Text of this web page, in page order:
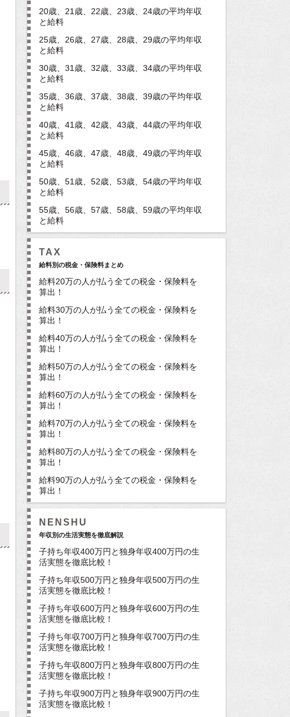
20歳、21歳、22歳、23歳、24歳の平均年収
と給料
25歳、26歳、27歳、28歳、29歳の平均年収
と給料
30歳、31歳、32歳、33歳、34歳の平均年収
と給料
35歳、36歳、37歳、38歳、39歳の平均年収
と給料
40歳、41歳、42歳、43歳、44歳の平均年収
と給料
45歳、46歳、47歳、48歳、49歳の平均年収
と給料
50歳、51歳、52歳、53歳、54歳の平均年収
と給料
55歳、56歳、57歳、58歳、59歳の平均年収
と給料
TAX
給料別の税金・保険料まとめ
給料20万の人が払う全ての税金・保険料を
算出！
給料30万の人が払う全ての税金・保険料を
算出！
給料40万の人が払う全ての税金・保険料を
算出！
給料50万の人が払う全ての税金・保険料を
算出！
給料60万の人が払う全ての税金・保険料を
算出！
給料70万の人が払う全ての税金・保険料を
算出！
給料80万の人が払う全ての税金・保険料を
算出！
給料90万の人が払う全ての税金・保険料を
算出！
NENSHU
年収別の生活実態を徹底解説
子持ち年収400万円と独身年収400万円の生
活実態を徹底比較！
子持ち年収500万円と独身年収500万円の生
活実態を徹底比較！
子持ち年収600万円と独身年収600万円の生
活実態を徹底比較！
子持ち年収700万円と独身年収700万円の生
活実態を徹底比較！
子持ち年収800万円と独身年収800万円の生
活実態を徹底比較！
子持ち年収900万円と独身年収900万円の生
活実態を徹底比較！